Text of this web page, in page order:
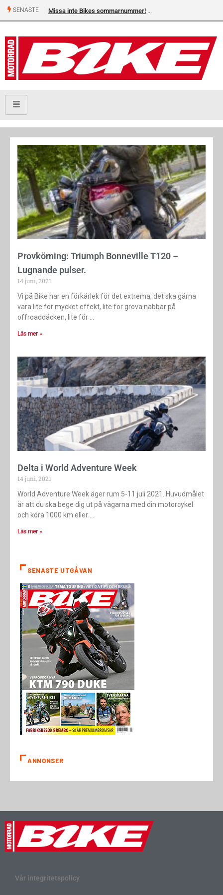
SENASTE Missa inte Bikes sommarnummer!
Provkörning: Triumph Bonneville T120 –
Lugnande pulser.
14 juni, 2021
Vi på Bike har en förkärlek för det extrema, det ska gärna
vara lite för mycket effekt, lite för grova nabbar på
offroaddäcken, lite för
Läs mer »
Delta i World Adventure Week
14 juni, 2021
World Adventure Week äger rum 5-11 juli 2021. Huvudmålet
är att du ska bege dig ut på vägarna med din motorcykel
och köra 1000 km eller
Läs mer »
SENASTE UTGÅVAN
ANNONSER
Vår integritetspolicy